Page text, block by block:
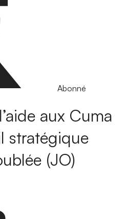
Abonné
aux Cuma
stratégique
(JO)